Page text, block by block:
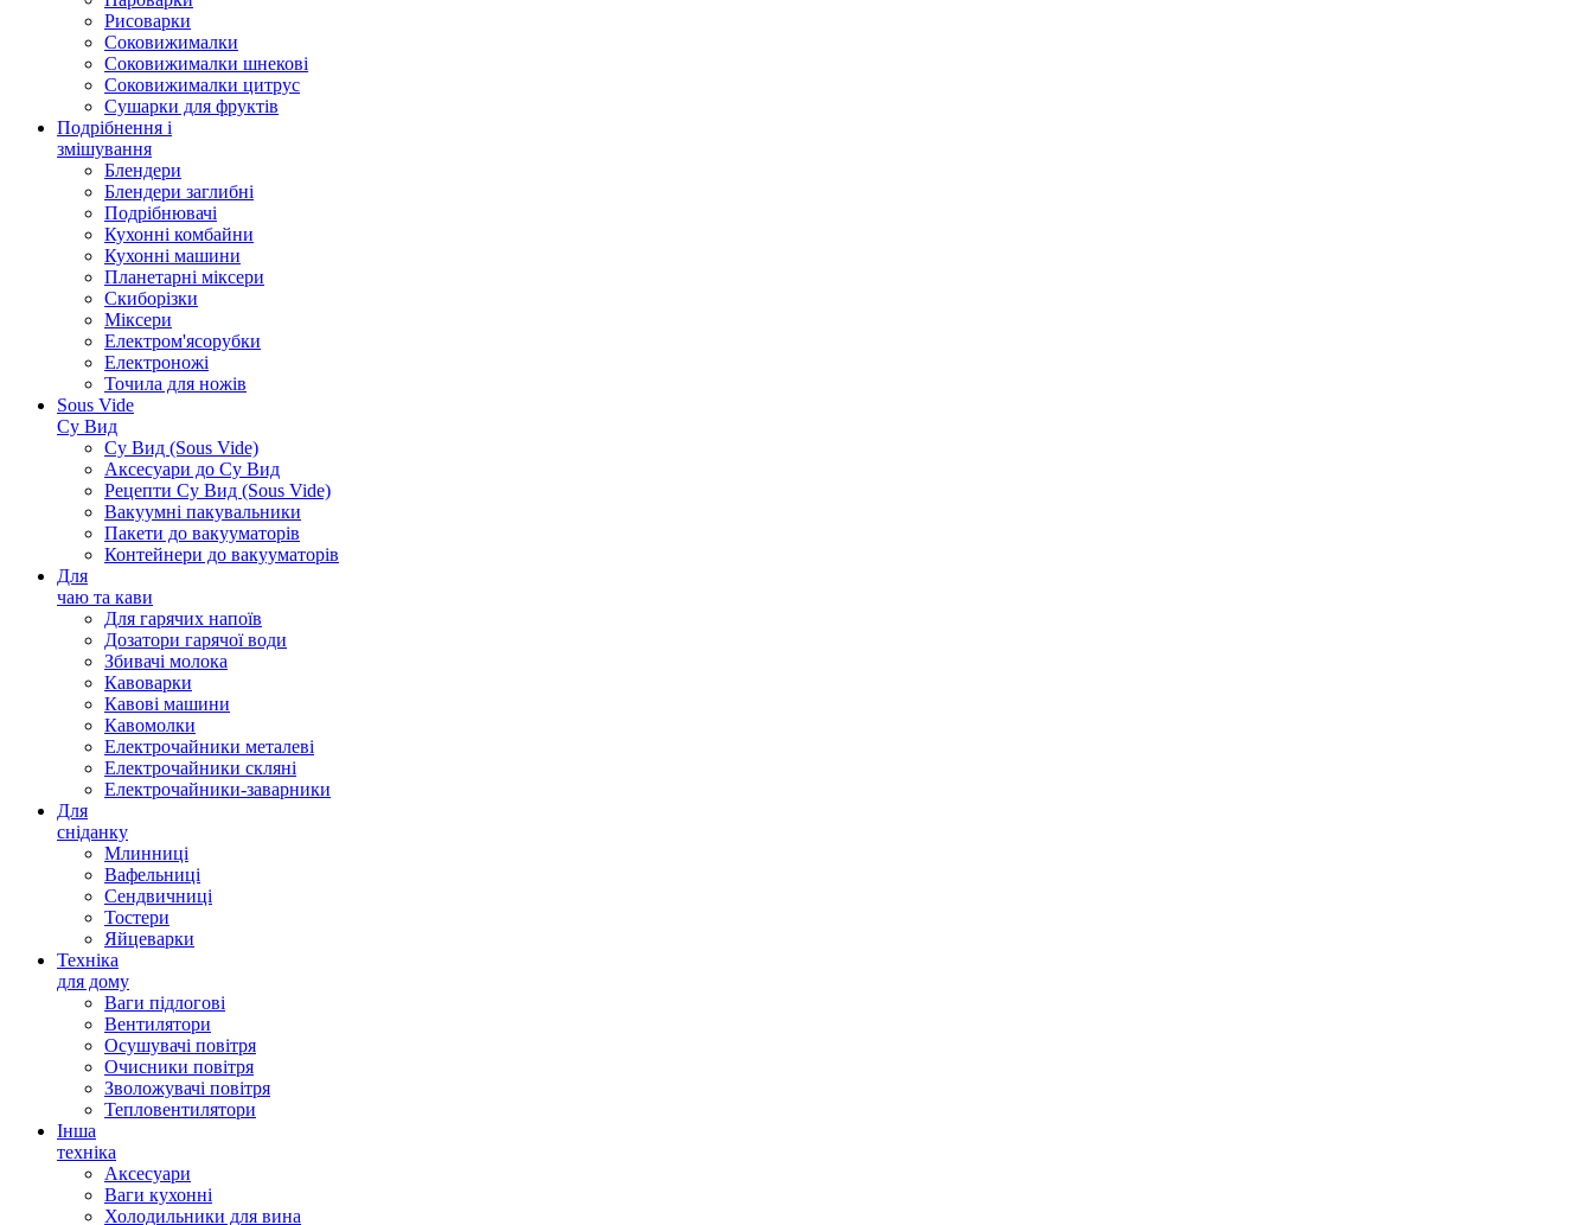
Рисоварки
Соковижималки
Соковижималки шнекові
Соковижималки цитрус
Сушарки для фруктів
Подрібнення і
змішування
Блендери
Блендери заглибні
Подрібнювачі
Кухонні комбайни
Кухонні машини
Планетарні міксери
Скиборізки
Міксери
Електром'ясорубки
Електроножі
Точила для ножів
Sous Vide
Су Вид
Су Вид (Sous Vide)
Аксесуари до Су Вид
Рецепти Су Вид (Sous Vide)
Вакуумні пакувальники
Пакети до вакууматорів
Контейнери до вакууматорів
Для
чаю та кави
Для гарячих напоїв
Дозатори гарячої води
Збивачі молока
Кавоварки
Кавові машини
Кавомолки
Електрочайники металеві
Електрочайники скляні
Електрочайники-заварники
Для
сніданку
Млинниці
Вафельниці
Сендвичниці
Тостери
Яйцеварки
Техніка
для дому
Ваги підлогові
Вентилятори
Осушувачі повітря
Очисники повітря
Зволожувачі повітря
Тепловентилятори
Інша
техніка
Аксесуари
Ваги кухонні
Холодильники для вина